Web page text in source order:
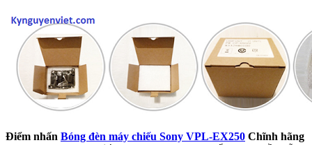
Điểm nhấn Bóng đèn máy chiếu Sony VPL-EX250 Chĩnh hãng